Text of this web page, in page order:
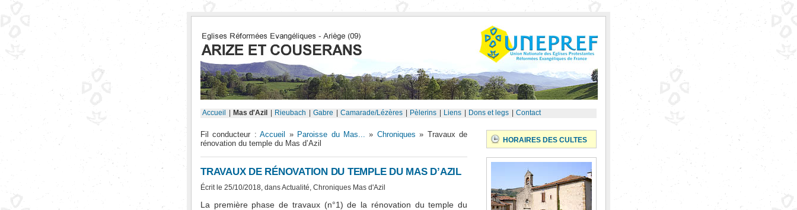
Accueil Mas d'Azil Rieubach Gabre Camarade/Lézères Pèlerins Liens Dons et legs Contact
Fil conducteur :Accueil » Paroisse du Mas... » Chroniques » Travaux de
rénovation du temple du Mas d’Azil
TRAVAUX DE RÉNOVATION DU TEMPLE DU MAS D’AZIL
Écrit le 25/10/2018, dansActualité Chroniques Mas d'Azil
La première phase de travaux (n°1) de la rénovation du temple du
HORAIRES DES CULTES